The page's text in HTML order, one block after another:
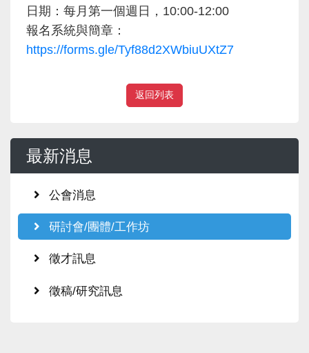
日期：每月第一個週日，10:00-12:00
報名系統與簡章：
https://forms.gle/Tyf88d2XWbiuUXtZ7
返回列表
最新消息
公會消息
研討會/團體/工作坊
徵才訊息
徵稿/研究訊息